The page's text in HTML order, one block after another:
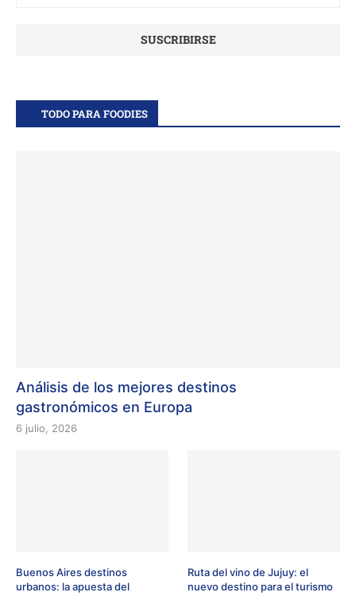
TODO PARA FOODIES
Análisis de los mejores destinos
gastronómicos en Europa
6 julio, 2026
Buenos Aires destinos
urbanos: la apuesta del
Ruta del vino de Jujuy: el
nuevo destino para el turismo